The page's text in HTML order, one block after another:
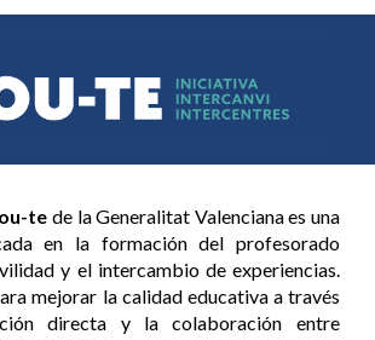
te de la Generalitat Valenciana es una
en la formación del profesorado
y el intercambio de experiencias.
mejorar la calidad educativa a través
directa y la colaboración entre